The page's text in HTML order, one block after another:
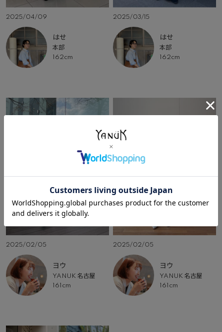
2025/04/09
はせ
本部
162cm
2025/03/15
はせ
本部
162cm
2025/02/05
ヨウ
YANUK 名古屋
161cm
2025/02/05
ヨウ
YANUK 名古屋
161cm